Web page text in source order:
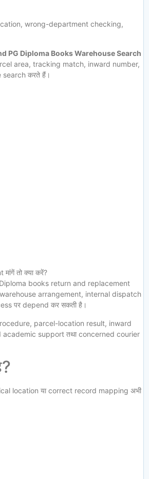
wrong-department checking,
PG Diploma Books Warehouse Search
area, tracking match, inward number,
करते हैं।
तो क्या करें?
books return and replacement
arrangement, internal dispatch
पर depend कर सकती है।
parcel-location result, inward
support तथा concerned courier
location या correct record mapping अभी